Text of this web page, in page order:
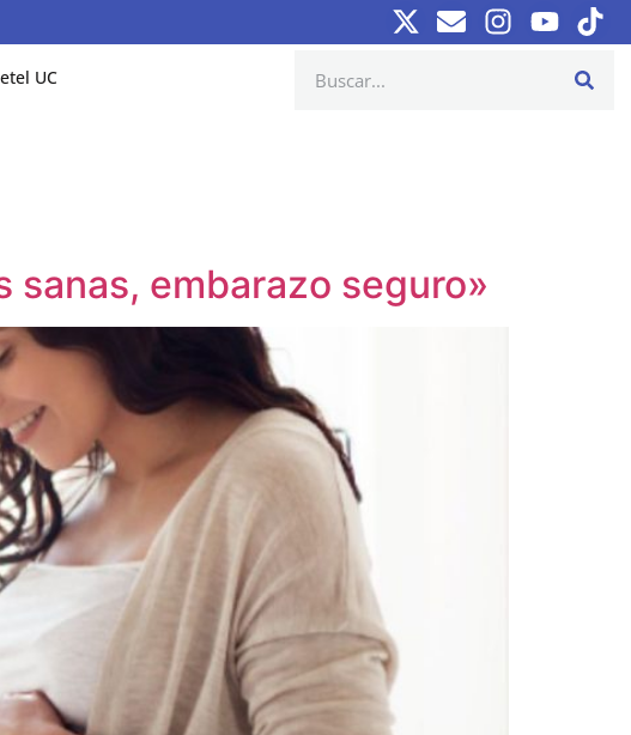
UC
sanas, embarazo seguro»